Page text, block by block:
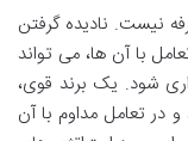
نیست. نادیده گرفتن
با آن ها، می تواند
شود. یک برند قوی،
تعامل مداوم با آن